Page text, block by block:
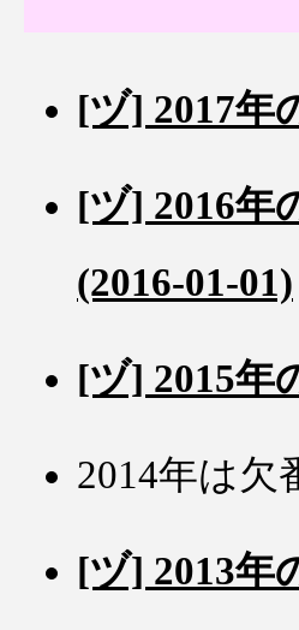
[ヅ] 2017年
[ヅ] 2016年
(2016-01-01)
[ヅ] 2015年
2014年は欠
[ヅ] 2013年